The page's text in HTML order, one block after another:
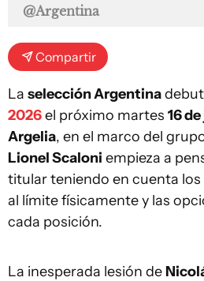
@Argentina
Compartir
La selección Argentina
2026el próximo martes 16
Argelia, en el marco del
Lionel Scaloni empieza a
titular teniendo en cuenta
al límite físicamente y las
cada posición.
La inesperada lesión de